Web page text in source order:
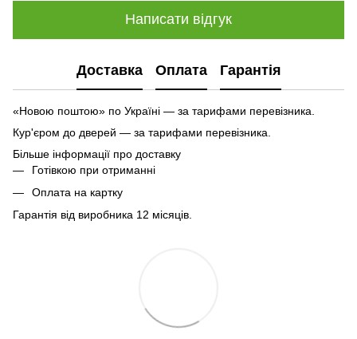
Написати відгук
Доставка Оплата Гарантія
«Новою поштою» по Україні — за тарифами перевізника.
Кур'єром до дверей — за тарифами перевізника.
Більше інформації про доставку
Готівкою при отриманні
Оплата на картку
Гарантія від виробника 12 місяців.